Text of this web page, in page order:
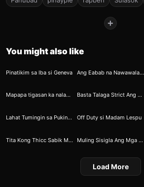
+
You might also like
31
Pinatikim sa Iba si Geneva Ang Eabab na Nawawala sa FB, sa Pinayflix Matatagpuan
95
Mapapa tigasan ka nalang sa sarap ni fiona
119
Basta Talaga Strict Ang Magulang Sabik Bumembang
175
Lahat Tumingin sa Puking May Tahi 4
275
Off Duty si Madam Lespu
385
Tita Kong Thicc Sabik Mapasukan ng Dick
426
Muling Sisigla Ang Mga Batuta Dahil Kay Ella
Load More